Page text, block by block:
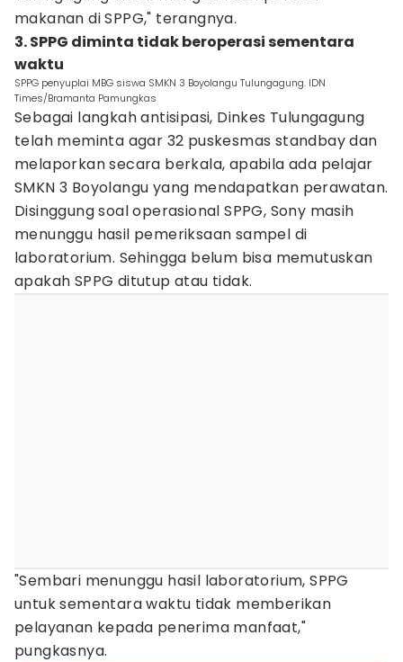
makanan di SPPG," terangnya.
3. SPPG diminta tidak beroperasi sementara
waktu
SPPG penyuplai MBG siswa SMKN 3 Boyolangu Tulungagung. IDN
Times/Bramanta Pamungkas
Sebagai langkah antisipasi, Dinkes Tulungagung
telah meminta agar 32 puskesmas standbay dan
melaporkan secara berkala, apabila ada pelajar
SMKN 3 Boyolangu yang mendapatkan perawatan.
Disinggung soal operasional SPPG, Sony masih
menunggu hasil pemeriksaan sampel di
laboratorium. Sehingga belum bisa memutuskan
apakah SPPG ditutup atau tidak.
"Sembari menunggu hasil laboratorium, SPPG
untuk sementara waktu tidak memberikan
pelayanan kepada penerima manfaat,"
pungkasnya.